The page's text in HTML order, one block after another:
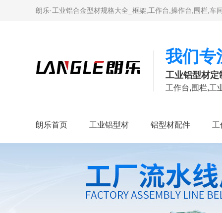
朗乐·工业铝合金型材规格大全_框架,工作台,操作台,围栏,车
我们专
工业铝型材定
工作台,围栏,工
朗乐首页 工业铝型材 铝型材配件 工